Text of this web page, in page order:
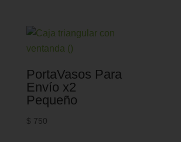
PortaVasos Para
Envío x2
Pequeño
$ 750